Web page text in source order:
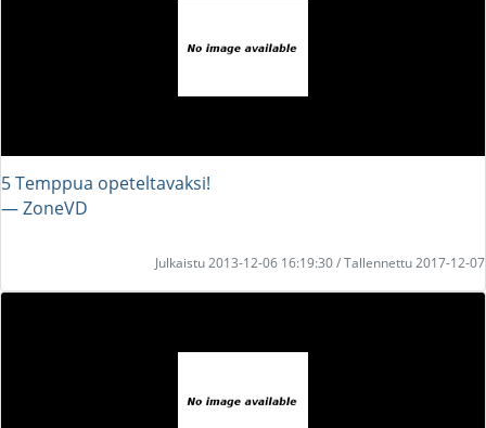
5 Temppua opeteltavaksi!
― ZoneVD
Julkaistu 2013-12-06 16:19:30 / Tallennettu 2017-12-07